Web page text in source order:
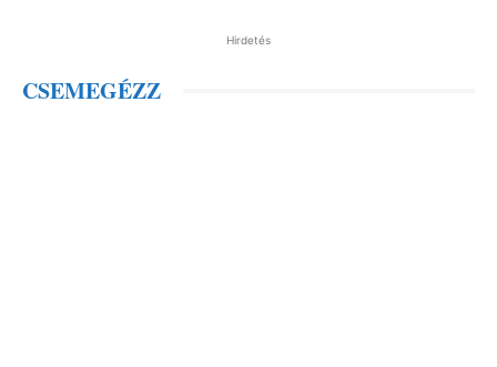
Hirdetés
CSEMEGÉZZ